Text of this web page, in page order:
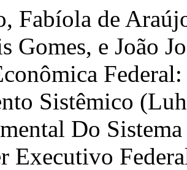
Fabíola de
Gomes, e João
Sistêmico
Do
Executivo